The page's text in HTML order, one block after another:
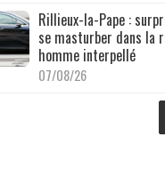
Rillieux-la-Pape :
se masturber dans la
homme interpellé
07/08/26